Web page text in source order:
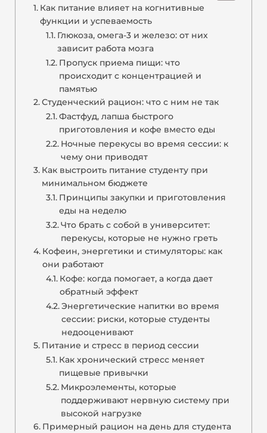
Как питание влияет на когнитивные
функции и успеваемость
Глюкоза, омега-3 и железо: от них
зависит работа мозга
Пропуск приема пищи: что
происходит с концентрацией и
памятью
Студенческий рацион: что с ним не так
Фастфуд, лапша быстрого
приготовления и кофе вместо еды
Ночные перекусы во время сессии: к
чему они приводят
Как выстроить питание студенту при
минимальном бюджете
Принципы закупки и приготовления
еды на неделю
Что брать с собой в университет:
перекусы, которые не нужно греть
Кофеин, энергетики и стимуляторы: как
они работают
Кофе: когда помогает, а когда дает
обратный эффект
Энергетические напитки во время
сессии: риски, которые студенты
недооценивают
Питание и стресс в период сессии
Как хронический стресс меняет
пищевые привычки
Микроэлементы, которые
поддерживают нервную систему при
высокой нагрузке
Примерный рацион на день для студента